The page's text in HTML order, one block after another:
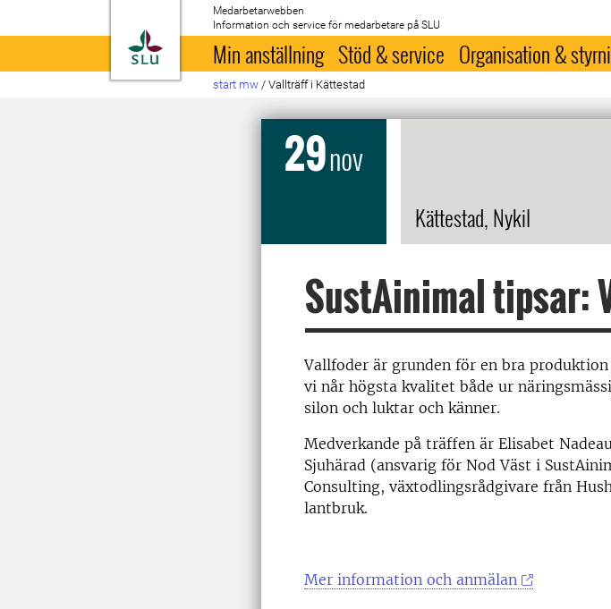
Till startsida
Medarbetarwebben
Information och service för medarbetare på SLU
Min anställning Stöd & service Organisation &
start mw / Vallträff i Kättestad
29nov
Kättestad, Nykil
SustAinimal tipsar:
Vallfoder är grunden för en bra
vi når högsta kvalitet både ur
silon och luktar och känner.
Medverkande på träffen är Elisabet
Sjuhärad (ansvarig för Nod Väst i
Consulting, växtodlingsrådgivare från
lantbruk.
Mer information och anmälan